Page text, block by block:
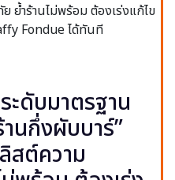
ะดับมาตรฐาน
นกึ่งผับบาร์”
สต์ความ